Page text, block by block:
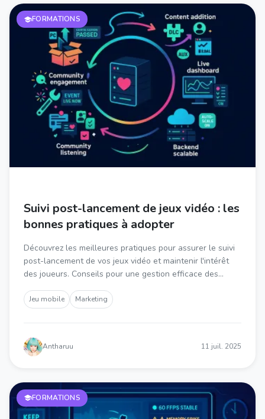
FORMATIONS
Suivi post-lancement de jeux vidéo : les
bonnes pratiques à adopter
Découvrez les meilleures pratiques pour assurer le suivi
post-lancement de vos jeux vidéo et maintenir l'intérêt
des joueurs. Conseils pour une gestion efficace des
Jeu mobile Marketing
Antharuu 11 juil. 2025
FORMATIONS